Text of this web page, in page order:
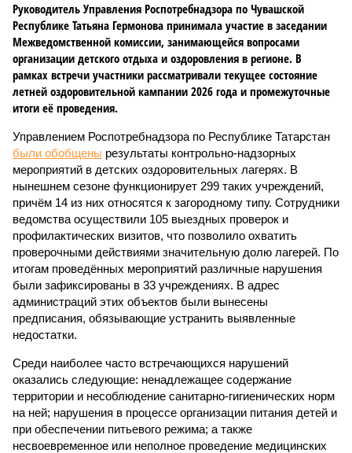
Руководитель Управления Роспотребнадзора по Чувашской
Республике Татьяна Гермонова принимала участие в заседании
Межведомственной комиссии, занимающейся вопросами
организации детского отдыха и оздоровления в регионе. В
рамках встречи участники рассматривали текущее состояние
летней оздоровительной кампании 2026 года и промежуточные
итоги её проведения.
Управлением Роспотребнадзора по Республике Татарстан
были обобщены результаты контрольно-надзорных
мероприятий в детских оздоровительных лагерях. В
нынешнем сезоне функционирует 299 таких учреждений,
причём 14 из них относятся к загородному типу. Сотрудники
ведомства осуществили 105 выездных проверок и
профилактических визитов, что позволило охватить
проверочными действиями значительную долю лагерей. По
итогам проведённых мероприятий различные нарушения
были зафиксированы в 33 учреждениях. В адрес
администраций этих объектов были вынесены
предписания, обязывающие устранить выявленные
недостатки.
Среди наиболее часто встречающихся нарушений
оказались следующие: ненадлежащее содержание
территории и несоблюдение санитарно-гигиенических норм
на ней; нарушения в процессе организации питания детей и
при обеспечении питьевого режима; а также
несвоевременное или неполное проведение медицинских